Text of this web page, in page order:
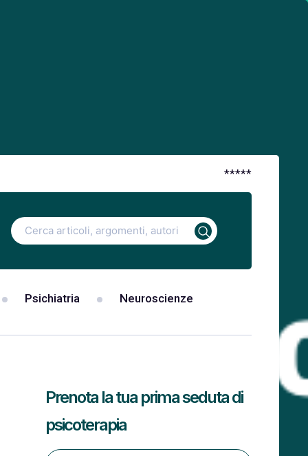
*****
Ricerca
per:
Psichiatria Neuroscienze
Prenota la tua prima seduta di
psicoterapia